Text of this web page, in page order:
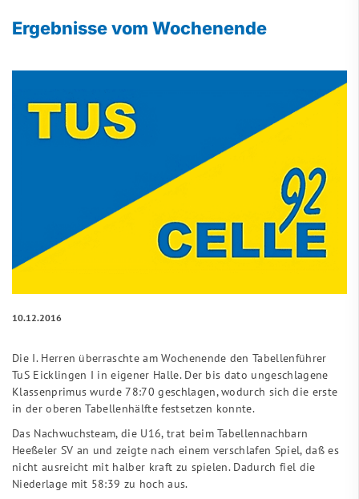
Ergebnisse vom Wochenende
10.12.2016
Die I. Herren überraschte am Wochenende den Tabellenführer
TuS Eicklingen I in eigener Halle. Der bis dato ungeschlagene
Klassenprimus wurde 78:70 geschlagen, wodurch sich die erste
in der oberen Tabellenhälfte festsetzen konnte.
Das Nachwuchsteam, die U16, trat beim Tabellennachbarn
Heeßeler SV an und zeigte nach einem verschlafen Spiel, daß es
nicht ausreicht mit halber kraft zu spielen. Dadurch fiel die
Niederlage mit 58:39 zu hoch aus.